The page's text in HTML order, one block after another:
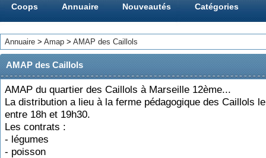
Coops Annuaire Nouveautés Catégories
Annuaire > Amap > AMAP des Caillols
AMAP des Caillols
AMAP du quartier des Caillols à Marseille 12ème...
La distribution a lieu à la ferme pédagogique des Caillols
entre 18h et 19h30.
Les contrats :
- légumes
- poisson